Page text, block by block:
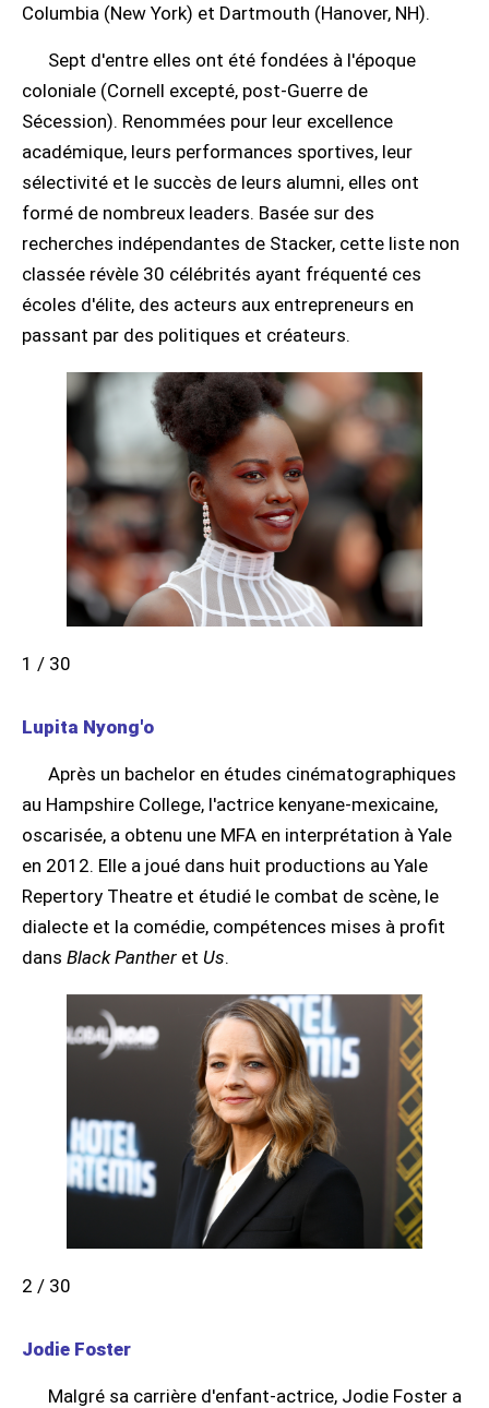
Columbia (New York) et Dartmouth (Hanover, NH).
Sept d'entre elles ont été fondées à l'époque
coloniale (Cornell excepté, post-Guerre de
Sécession). Renommées pour leur excellence
académique, leurs performances sportives, leur
sélectivité et le succès de leurs alumni, elles ont
formé de nombreux leaders. Basée sur des
recherches indépendantes de Stacker, cette liste non
classée révèle 30 célébrités ayant fréquenté ces
écoles d'élite, des acteurs aux entrepreneurs en
passant par des politiques et créateurs.
1 / 30
Lupita Nyong'o
Après un bachelor en études cinématographiques
au Hampshire College, l'actrice kenyane-mexicaine,
oscarisée, a obtenu une MFA en interprétation à Yale
en 2012. Elle a joué dans huit productions au Yale
Repertory Theatre et étudié le combat de scène, le
dialecte et la comédie, compétences mises à profit
dans Black Panther et Us.
2 / 30
Jodie Foster
Malgré sa carrière d'enfant-actrice, Jodie Foster a